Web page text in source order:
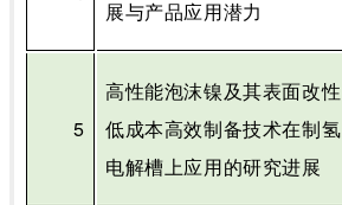
展与产品应用潜力
5
高性能泡沫镍及其表面改性
低成本高效制备技术在制氢
电解槽上应用的研究进展